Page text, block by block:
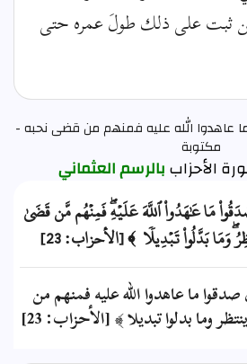
مَن ثبت على ذلك طولَ عمره حتى
عاهدوا الله عليه فمنهم من قضى نحبه -
مكتوبة
بالرسم العثماني
مَا عَٰهَدُواْ ٱللَّهَ عَلَيۡهِۖ فَمِنۡهُم مَّن قَضَىٰ
وَمَا بَدَّلُواْ تَبۡدِيلٗا ﴾ [الأحزاب: 23]
ما عاهدوا الله عليه فمنهم من
وما بدلوا تبديلا ﴾ [الأحزاب: 23]